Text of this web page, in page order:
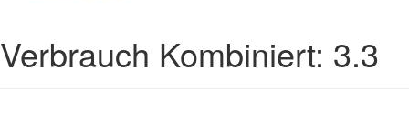
Verbrauch Kombiniert: 3.3